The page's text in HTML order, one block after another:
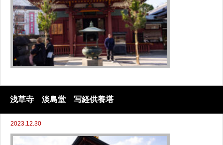
浅草寺 淡島堂 写経供養塔
2023.12.30